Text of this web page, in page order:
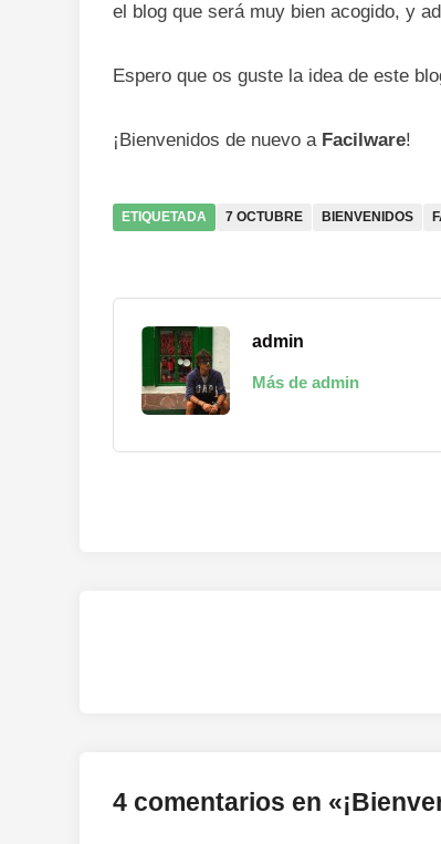
el blog que será muy bien acogido, y
Espero que os guste la idea de este
¡Bienvenidos de nuevo a Facilware!
ETIQUETADA 7 OCTUBRE BIENVENIDOS
admin
Más de admin
4 comentarios en «